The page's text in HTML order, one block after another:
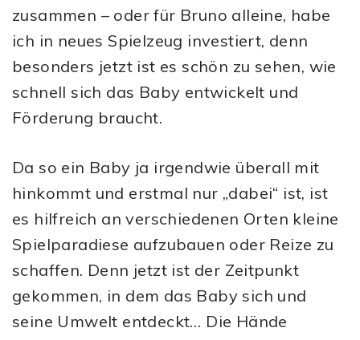
zusammen – oder für Bruno alleine, habe
ich in neues Spielzeug investiert, denn
besonders jetzt ist es schön zu sehen, wie
schnell sich das Baby entwickelt und
Förderung braucht.
Da so ein Baby ja irgendwie überall mit
hinkommt und erstmal nur „dabei“ ist, ist
es hilfreich an verschiedenen Orten kleine
Spielparadiese aufzubauen oder Reize zu
schaffen. Denn jetzt ist der Zeitpunkt
gekommen, in dem das Baby sich und
seine Umwelt entdeckt… Die Hände